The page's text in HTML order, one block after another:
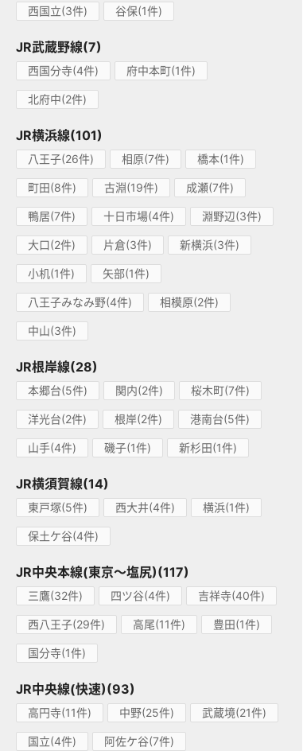
西国立(3件) 谷保(1件)
JR武蔵野線(7)
西国分寺(4件) 府中本町(1件)
北府中(2件)
JR横浜線(101)
八王子(26件) 相原(7件) 橋本(1件)
町田(8件) 古淵(19件) 成瀬(7件)
鴨居(7件) 十日市場(4件) 淵野辺(3件)
大口(2件) 片倉(3件) 新横浜(3件)
小机(1件) 矢部(1件)
八王子みなみ野(4件) 相模原(2件)
中山(3件)
JR根岸線(28)
本郷台(5件) 関内(2件) 桜木町(7件)
洋光台(2件) 根岸(2件) 港南台(5件)
山手(4件) 磯子(1件) 新杉田(1件)
JR横須賀線(14)
東戸塚(5件) 西大井(4件) 横浜(1件)
保土ケ谷(4件)
JR中央本線(東京～塩尻)(117)
三鷹(32件) 四ツ谷(4件) 吉祥寺(40件)
西八王子(29件) 高尾(11件) 豊田(1件)
国分寺(1件)
JR中央線(快速)(93)
高円寺(11件) 中野(25件) 武蔵境(21件)
国立(4件) 阿佐ケ谷(7件)